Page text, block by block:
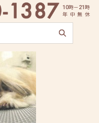
10時－21 時
年 中 無 休